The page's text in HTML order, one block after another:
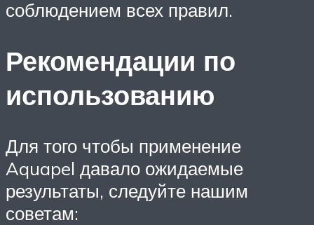
соблюдением всех правил.
Рекомендации по
использованию
Для того чтобы применение
Aquapel давало ожидаемые
результаты, следуйте нашим
советам: